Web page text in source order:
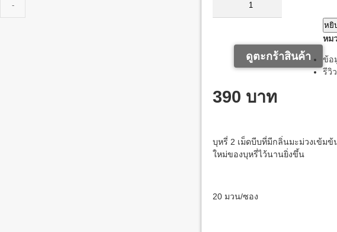
หยิ
ดูตะกร้าสินค้า
หม
ข้อ
รีวิ
390 บาท
บุหรี่ 2 เม็ดบีบที่มีกลิ่นมะม่วงเข้มข้
ใหม่ของบุหรี่ไว้นานยิ่งขึ้น
20 มวน/ซอง